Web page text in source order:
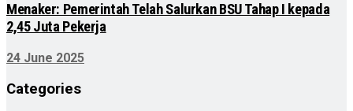
Menaker: Pemerintah Telah Salurkan BSU Tahap I kepada
2,45 Juta Pekerja
24 June 2025
Categories